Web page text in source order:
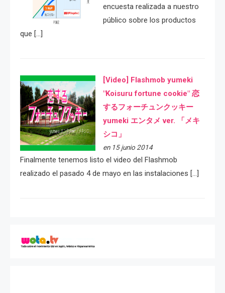
encuesta realizada a nuestro
público sobre los productos
que […]
[Video] Flashmob yumeki
"Koisuru fortune cookie" 恋
するフォーチュンクッキー
yumeki エンタメ ver. 「メキ
シコ」
en 15 junio 2014
Finalmente tenemos listo el video del Flashmob
realizado el pasado 4 de mayo en las instalaciones […]